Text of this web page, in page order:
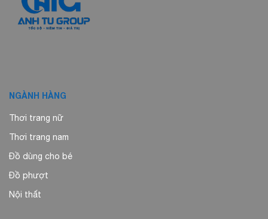
NGÀNH HÀNG
Thơi trang nữ
Thơi trang nam
Đồ dùng cho bé
Đồ phượt
Nội thất